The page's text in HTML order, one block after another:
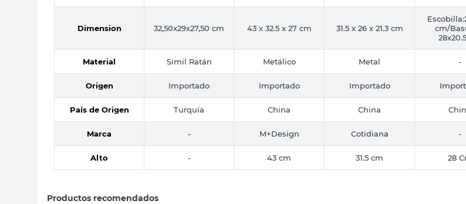
Dimension 32,50x29x27,50 cm 43 x 32.5 x 27 cm 31.5 x 26 x 21.3 cm
cm/
Material Simil Ratán Metálico Metal -
Origen Importado Importado Importado
País de Origen Turquía China China
Marca - M+Design Cotidiana -
Alto - 43 cm 31.5 cm 28
Productos recomendados